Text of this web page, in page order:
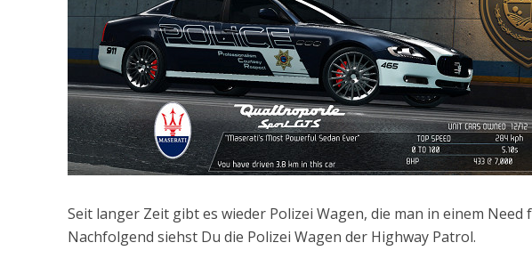
Seit langer Zeit gibt es wieder Polizei Wagen, die man in einem
Nachfolgend siehst Du die Polizei Wagen der Highway Patrol.